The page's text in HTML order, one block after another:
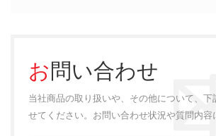
お問い合わせ
当社商品の取り扱いや、その他について、
せてください。お問い合わせ状況や質問内